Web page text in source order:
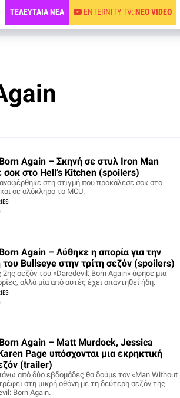
ΤΕΛΕΥΤΑΙΑ ΝΕΑ ENTERNITY TV:ΝΕΟ VIDEO
Again – Σκηνή σε στυλ Iron Man
στο Hell’s Kitchen (spoilers)
στη στιγμή που προκάλεσε σοκ στο
σε ολόκληρο το MCU.
Again – Λύθηκε η απορία για την
Bullseye στην τρίτη σεζόν (spoilers)
2ης σεζόν του «Daredevil: Born Again» άφησε μια
αλλά μία από αυτές έχει απαντηθεί ήδη.
Again – Matt Murdock, Jessica
Page υπόσχονται μια εκρηκτική
(trailer)
από δύο εβδομάδες θα δούμε τον «Man Without
στη μικρή οθόνη με τη δεύτερη σεζόν της
Born Again.